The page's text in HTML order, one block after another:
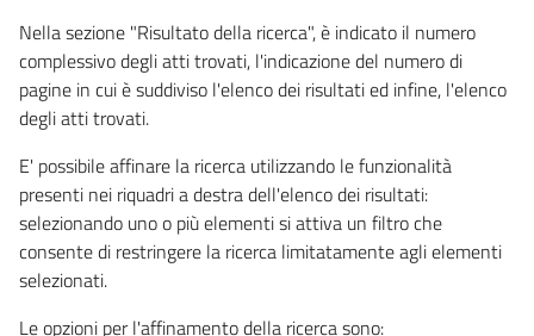
Nella sezione "Risultato della ricerca", è indicato il numero
complessivo degli atti trovati, l'indicazione del numero di
pagine in cui è suddiviso l'elenco dei risultati ed infine, l'elenco
degli atti trovati.
E' possibile affinare la ricerca utilizzando le funzionalità
presenti nei riquadri a destra dell'elenco dei risultati:
selezionando uno o più elementi si attiva un filtro che
consente di restringere la ricerca limitatamente agli elementi
selezionati.
Le opzioni per l'affinamento della ricerca sono: